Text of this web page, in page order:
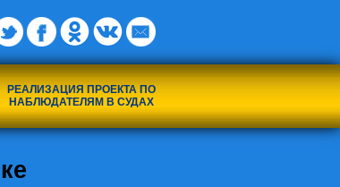
РЕАЛИЗАЦИЯ ПРОЕКТА ПО
НАБЛЮДАТЕЛЯМ В СУДАХ